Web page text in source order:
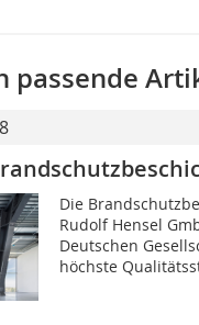
passende
Die
Rudolf Hensel
Deutschen
höchste